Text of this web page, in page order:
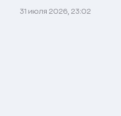
31 июля 2026, 23:02